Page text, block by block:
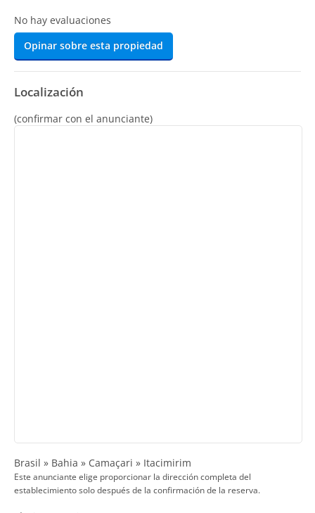
No hay evaluaciones
Opinar sobre esta propiedad
Localización
(confirmar con el anunciante)
Brasil » Bahia » Camaçari » Itacimirim
Este anunciante elige proporcionar la dirección completa del
establecimiento solo después de la confirmación de la reserva.